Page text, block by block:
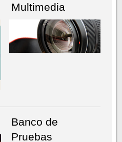
Multimedia
Banco de
Pruebas